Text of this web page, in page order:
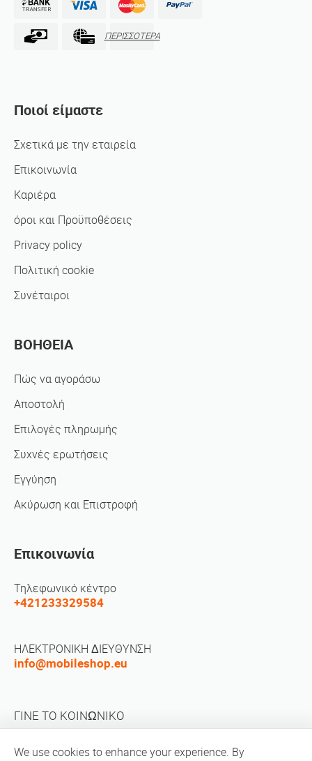
ΠΕΡΙΣΣΟΤΕΡΑ
Ποιοί είμαστε
Σχετικά με την εταιρεία
Επικοινωνία
Καριέρα
όροι και Προϋποθέσεις
Privacy policy
Πολιτική cookie
Συνέταιροι
ΒΟΗΘΕΙΑ
Πώς να αγοράσω
Αποστολή
Επιλογές πληρωμής
Συχνές ερωτήσεις
Εγγύηση
Ακύρωση και Επιστροφή
Επικοινωνία
Τηλεφωνικό κέντρο
+421233329584
ΗΛΕΚΤΡΟΝΙΚΗ ΔΙΕΥΘΥΝΣΗ
info@mobileshop.eu
ΓΙΝΕ ΤΟ ΚΟΙΝΩΝΙΚΟ
We use cookies to enhance your experience. By